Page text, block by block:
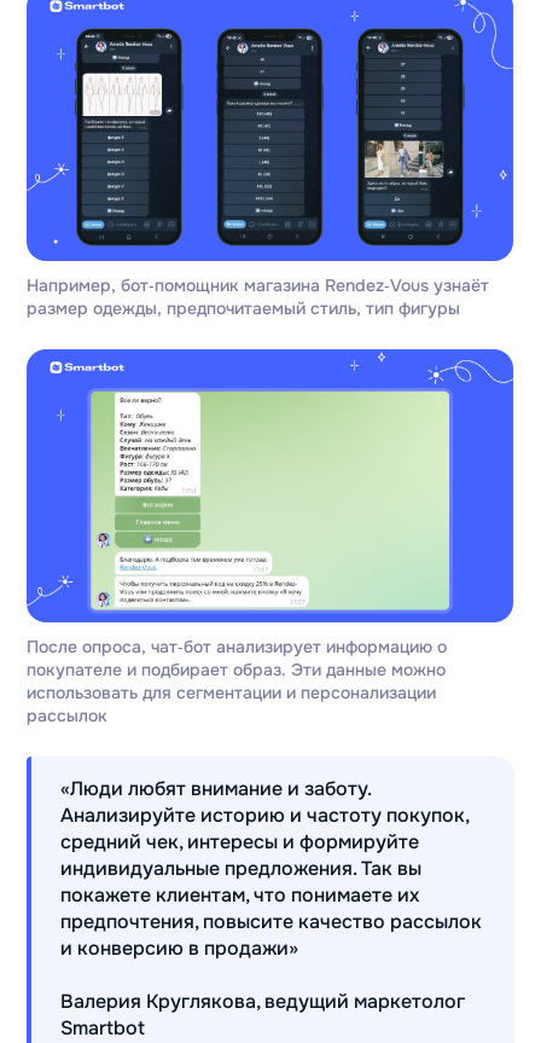
Например, бот‑помощник магазина Rendez‑Vous узнаёт
размер одежды, предпочитаемый стиль, тип фигуры
После опроса, чат‑бот анализирует информацию о
покупателе и подбирает образ. Эти данные можно
использовать для сегментации и персонализации
рассылок
«Люди любят внимание и заботу.
Анализируйте историю и частоту покупок,
средний чек, интересы и формируйте
индивидуальные предложения. Так вы
покажете клиентам, что понимаете их
предпочтения, повысите качество рассылок
и конверсию в продажи»
Валерия Круглякова, ведущий маркетолог
Smartbot